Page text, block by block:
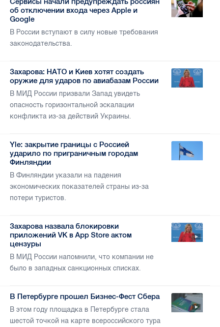
об отключении входа через Apple и
Google
В России вступают в силу новые требования
законодательства.
Захарова: НАТО и Киев хотят создать
оружие для ударов по авиабазам России
В МИД России призвали Запад увидеть
опасность горизонтальной эскалации
конфликта из-за действий Украины.
Yle: закрытие границы с Россией
ударило по приграничным городам
Финляндии
В Финляндии указали на падения
экономических показателей страны из-за
потери туристов.
Захарова назвала блокировки
приложений VK в App Store актом
цензуры
В МИД России напомнили, что компании не
было в западных санкционных списках.
В Петербурге прошел Бизнес-Фест Сбера
В этом году площадка в Петербурге стала
шестой точкой на карте всероссийского тура